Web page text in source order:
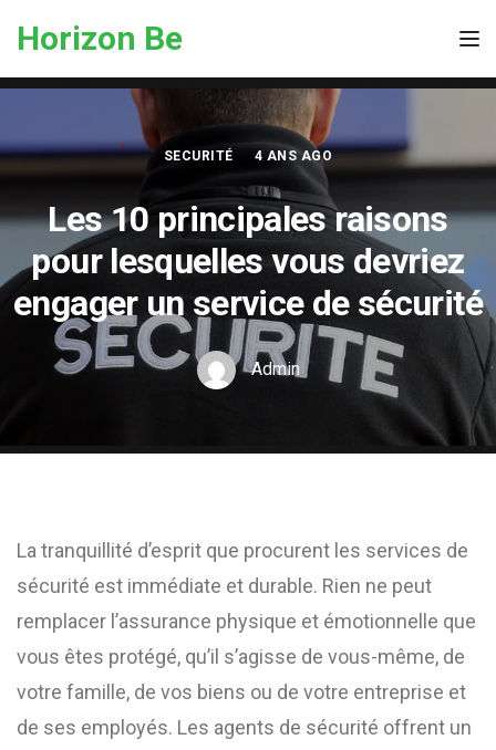
Horizon Be
SECURITÉ 4 ANS AGO
Les 10 principales raisons
pour lesquelles vous devriez
engager un service de sécurité
Admin
La tranquillité d’esprit que procurent les services de
sécurité est immédiate et durable. Rien ne peut
remplacer l’assurance physique et émotionnelle que
vous êtes protégé, qu’il s’agisse de vous-même, de
votre famille, de vos biens ou de votre entreprise et
de ses employés. Les agents de sécurité offrent un